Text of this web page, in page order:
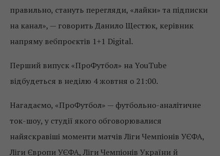
правильно, стануть перегляди, «лайки» та підписки
на канал», — говорить Данило Щестюк, керівник
напряму вебпроєктів 1+1 Digital.
Перший випуск «ПроФутбол» на YouTube
відбудеться в неділю 4 жовтня о 21:00.
Нагадаємо, «ПроФутбол» — футбольно-аналітичне
ток-шоу, у студії якого обговорювалися
найяскравіші моменти матчів Ліги Чемпіонів УЄФА,
Ліги Європи УЄФА, Ліги Чемпіонів України й